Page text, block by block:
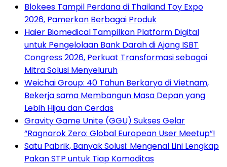
Blokees Tampil Perdana di Thailand Toy Expo
2026, Pamerkan Berbagai Produk
Haier Biomedical Tampilkan Platform Digital
untuk Pengelolaan Bank Darah di Ajang ISBT
Congress 2026, Perkuat Transformasi sebagai
Mitra Solusi Menyeluruh
Weichai Group: 40 Tahun Berkarya di Vietnam,
Bekerja sama Membangun Masa Depan yang
Lebih Hijau dan Cerdas
Gravity Game Unite (GGU) Sukses Gelar
“Ragnarok Zero: Global European User Meetup”!
Satu Pabrik, Banyak Solusi: Mengenal Lini Lengkap
Pakan STP untuk Tiap Komoditas